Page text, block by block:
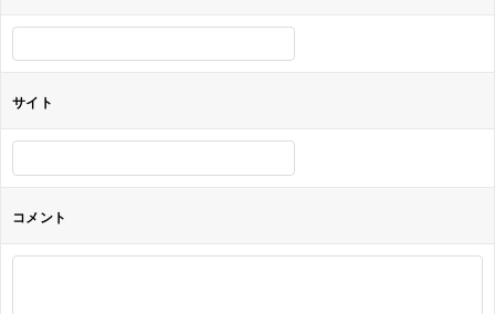
ン
サイト
コメント